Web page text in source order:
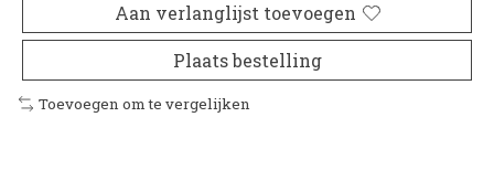
Aan verlanglijst toevoegen
Plaats bestelling
Toevoegen om te vergelijken